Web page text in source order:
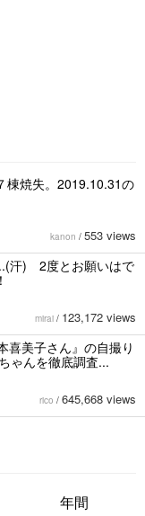
棟焼失。2019.10.31の
kanon / 553 views
汗) 2度とお願いはで
mirai / 123,172 views
喜美子さん』の自撮り
ゃんを徹底調査...
rico / 645,668 views
年間